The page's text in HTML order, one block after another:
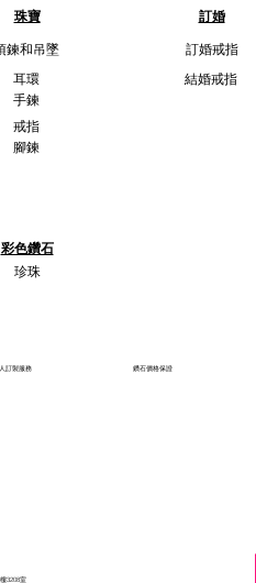
珠寶
鍊和吊墜
耳環
手鍊
戒指
腳鍊
訂婚
訂婚戒指
結婚戒指
彩色鑽石
珍珠
訂製服務 鑽石價格保證
3208室